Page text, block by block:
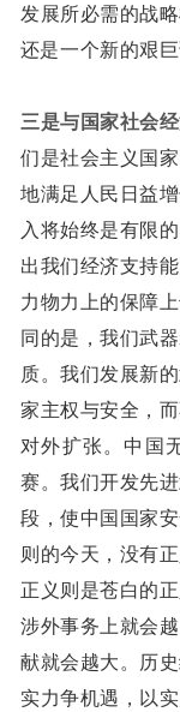
发展所必需的战
还是一个新的艰巨
三是与国家社会
们是社会主义国
地满足人民日益
入将始终是有限
出我们经济支持
力物力上的保障
同的是，我们武
质。我们发展新
家主权与安全，
对外扩张。中国
赛。我们开发先
段，使中国国家
则的今天，没有
正义则是苍白的
涉外事务上就会
献就会越大。历
实力争机遇，以